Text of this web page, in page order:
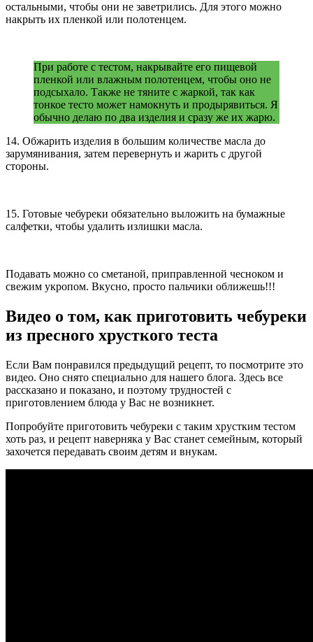
остальными, чтобы они не заветрились. Для этого можно
накрыть их пленкой или полотенцем.
При работе с тестом, накрывайте его пищевой
пленкой или влажным полотенцем, чтобы оно не
подсыхало. Также не тяните с жаркой, так как
тонкое тесто может намокнуть и продырявиться. Я
обычно делаю по два изделия и сразу же их жарю.
14. Обжарить изделия в большим количестве масла до
зарумянивания, затем перевернуть и жарить с другой
стороны.
15. Готовые чебуреки обязательно выложить на бумажные
салфетки, чтобы удалить излишки масла.
Подавать можно со сметаной, приправленной чесноком и
свежим укропом. Вкусно, просто пальчики оближешь!!!
Видео о том, как приготовить чебуреки
из пресного хрусткого теста
Если Вам понравился предыдущий рецепт, то посмотрите это
видео. Оно снято специально для нашего блога. Здесь все
рассказано и показано, и поэтому трудностей с
приготовлением блюда у Вас не возникнет.
Попробуйте приготовить чебуреки с таким хрустким тестом
хоть раз, и рецепт наверняка у Вас станет семейным, который
захочется передавать своим детям и внукам.